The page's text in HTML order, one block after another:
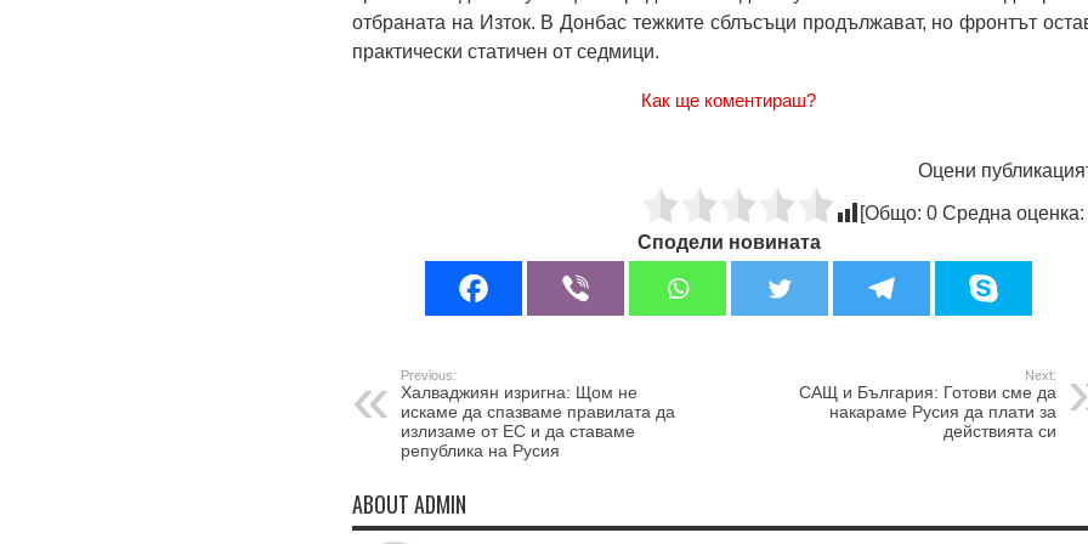
отбраната на Изток. В Донбас тежките сблъсъци продължават, но фронтът
практически статичен от седмици.
Как ще коментираш?
Оцени
[Общо: 0 Средна оценка:
Сподели новината
Previous:
Халваджиян изригна: Щом не
искаме да спазваме правилата да
излизаме от ЕС и да ставаме
република на Русия
Next:
САЩ и България: Готови сме да
накараме Русия да плати за
действията си
ABOUT ADMIN